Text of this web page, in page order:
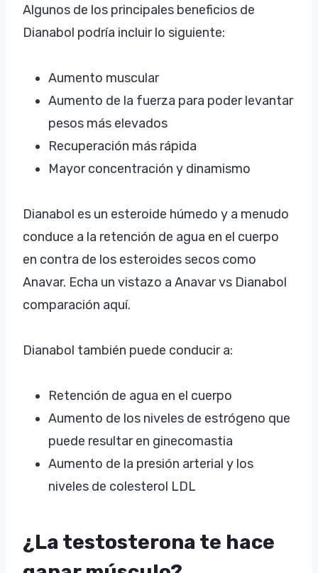
Algunos de los principales beneficios de
Dianabol podría incluir lo siguiente:
Aumento muscular
Aumento de la fuerza para poder levantar
pesos más elevados
Recuperación más rápida
Mayor concentración y dinamismo
Dianabol es un esteroide húmedo y a menudo
conduce a la retención de agua en el cuerpo
en contra de los esteroides secos como
Anavar. Echa un vistazo a Anavar vs Dianabol
comparación aquí.
Dianabol también puede conducir a:
Retención de agua en el cuerpo
Aumento de los niveles de estrógeno que
puede resultar en ginecomastia
Aumento de la presión arterial y los
niveles de colesterol LDL
¿La testosterona te hace